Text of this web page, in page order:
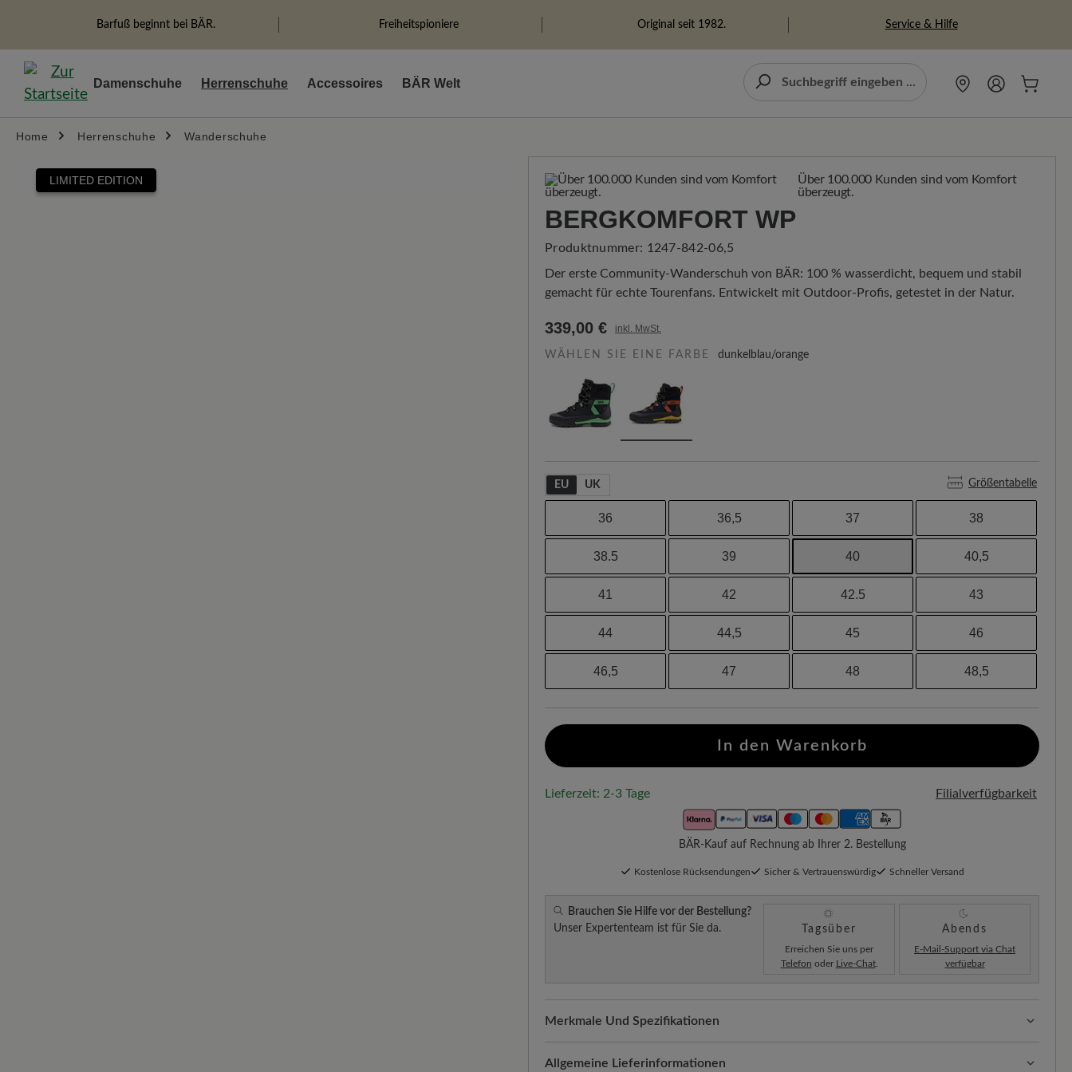
Zur Hauptnavigation springen
Barfuß beginnt bei BÄR. Freiheitspioniere Original seit 1982. Service & Hilfe
Damenschuhe Herrenschuhe Accessoires BÄR Welt
Home Herrenschuhe Wanderschuhe
LIMITED EDITION
Bildergalerie überspringen
Über 100.000 Kunden sind vom Komfort
überzeugt.
BERGKOMFORT WP
Produktnummer: 1247-842-06,5
Der erste Community-Wanderschuh von BÄR: 100 % wasserdicht, bequem und stabil
gemacht für echte Tourenfans. Entwickelt mit Outdoor-Profis, getestet in der Natur.
339,00 € inkl. MwSt.
WÄHLEN SIE EINE FARBE dunkelblau/orange
EU UK Größentabelle
36 36,5 37 38
38.5 39 40 40,5
41 42 42.5 43
44 44,5 45 46
46,5 47 48 48,5
In den Warenkorb
Lieferzeit: 2-3 Tage Filialverfügbarkeit
BÄR-Kauf auf Rechnung ab Ihrer 2. Bestellung
Kostenlose Rücksendungen Sicher & Vertrauenswürdig Schneller Versand
Brauchen Sie Hilfe vor der Bestellung?
Unser Expertenteam ist für Sie da.
Tagsüber
Erreichen Sie uns per
Telefon oder Live-Chat.
Abends
E-Mail-Support via Chat
verfügbar
Merkmale Und Spezifikationen
Freeyourfeet!Die perfekte Passform mit 100% Zehenfreiheit. Natürlich geformte
Schuhe, handgefertigt hergestellt.
Allgemeine Lieferinformationen